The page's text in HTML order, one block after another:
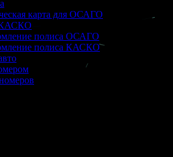
карта для ОСАГО
полиса ОСАГО
полиса КАСКО